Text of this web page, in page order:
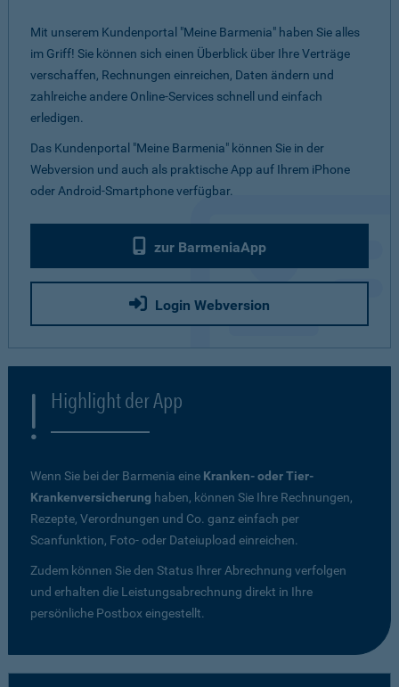
Mit unserem Kundenportal "Meine Barmenia" haben Sie alles
im Griff! Sie können sich einen Überblick über Ihre Verträge
verschaffen, Rechnungen einreichen, Daten ändern und
zahlreiche andere Online-Services schnell und einfach
erledigen.
Das Kundenportal "Meine Barmenia" können Sie in der
Webversion und auch als praktische App auf Ihrem iPhone
oder Android-Smartphone verfügbar.
zur BarmeniaApp
Login Webversion
Highlight der App
Wenn Sie bei der Barmenia eine Kranken- oder Tier-
Krankenversicherung haben, können Sie Ihre Rechnungen,
Rezepte, Verordnungen und Co. ganz einfach per
Scanfunktion, Foto- oder Dateiupload einreichen.
Zudem können Sie den Status Ihrer Abrechnung verfolgen
und erhalten die Leistungsabrechnung direkt in Ihre
persönliche Postbox eingestellt.